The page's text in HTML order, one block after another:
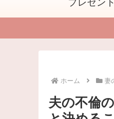
プレゼン
ホーム 妻
夫の不倫